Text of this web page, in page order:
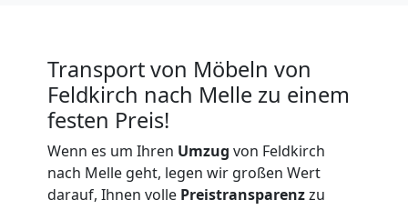
Transport von Möbeln von
Feldkirch nach Melle zu einem
festen Preis!
Wenn es um Ihren Umzug von Feldkirch
nach Melle geht, legen wir großen Wert
darauf, Ihnen volle Preistransparenzzu
Feldkirch
Expressumzug